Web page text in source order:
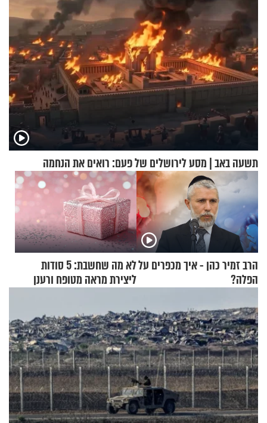
תשעה באב | מסע לירושלים של פעם: רואים את הנחמה
הרב זמיר כהן - איך מכפרים על
הפלה?
לא מה שחשבת: 5 סודות
ליצירת מראה מטופח ורענן